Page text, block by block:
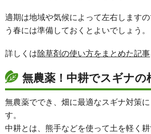
適期は地域や気候によって左右します
う春には準備しておくとよいでしょう。
詳しくは除草剤の使い方をまとめた記事
無農薬！中耕でスギナの
無農薬ででき、畑に最適なスギナ対策
す。
中耕とは、熊手などを使って土を軽く